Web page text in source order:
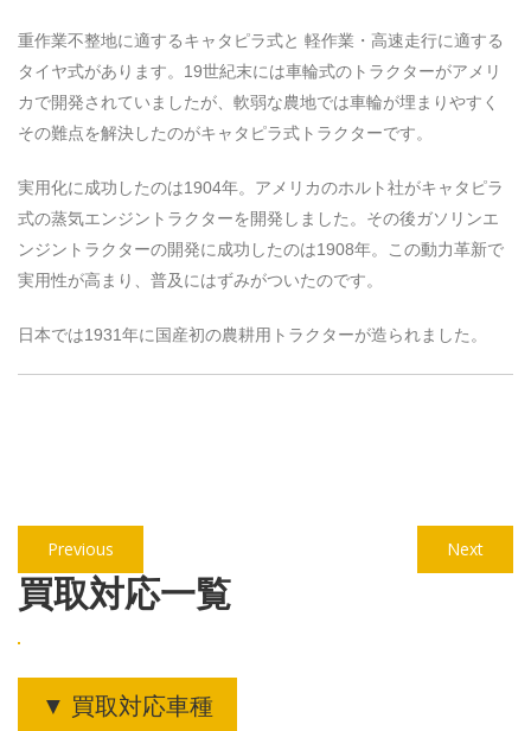
重作業不整地に適するキャタピラ式と 軽作業・高速走行に適する
タイヤ式があります。19世紀末には車輪式のトラクターがアメリ
カで開発されていましたが、軟弱な農地では車輪が埋まりやすく
その難点を解決したのがキャタピラ式トラクターです。
実用化に成功したのは1904年。アメリカのホルト社がキャタピラ
式の蒸気エンジントラクターを開発しました。その後ガソリンエ
ンジントラクターの開発に成功したのは1908年。この動力革新で
実用性が高まり、普及にはずみがついたのです。
日本では1931年に国産初の農耕用トラクターが造られました。
投
稿
ナ
ビ
ゲ
Previous
post:
NextNext
post:
買取対応一覧
▼ 買取対応車種